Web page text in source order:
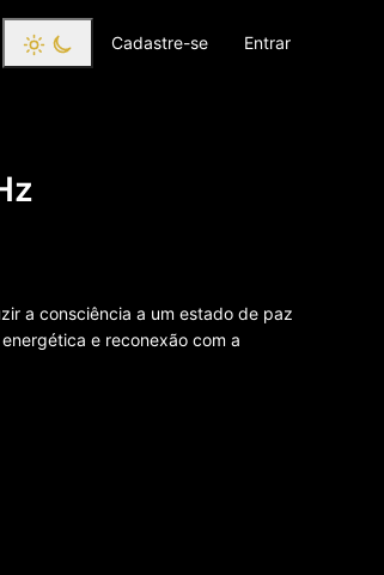
Cadastre-se Entrar
a consciência a um estado de paz
e reconexão com a